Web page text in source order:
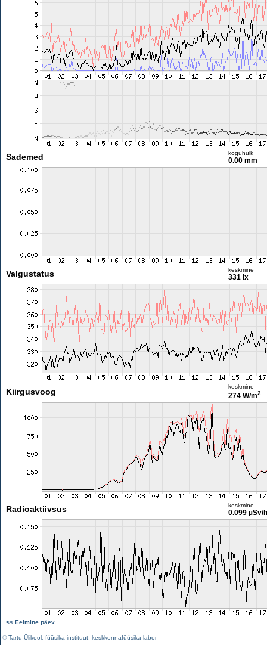
Sademed koguhulk
0.00 mm
Valgustatus keskmine
331 lx
Kiirgusvoog
keskmine
274 W/m2
Radioaktiivsus keskmine
0.099 µSv/h
<< Eelmine päev
©Tartu Ülikool füüsika instituut keskkonnafüüsika labor